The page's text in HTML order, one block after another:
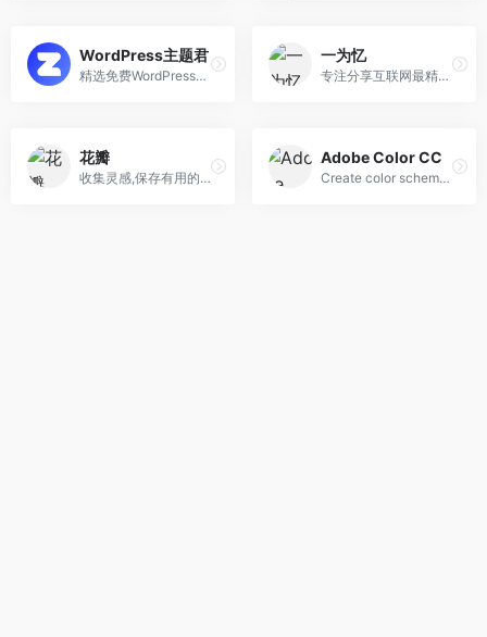
WordPress主题君
精选免费WordPress主题模板下载
一为忆
专注分享互联网最精品内容,包含编程,美术设计,工具软件,实用素材和资源,教程等几大分类的综合门户
花瓣
收集灵感,保存有用的素材
Adobe Color CC
Create color schemes with the color wheel or browse thousands of color combinations from the Color community.